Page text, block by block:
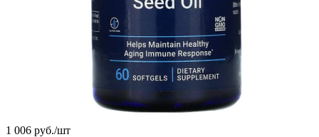
1 006 руб./шт